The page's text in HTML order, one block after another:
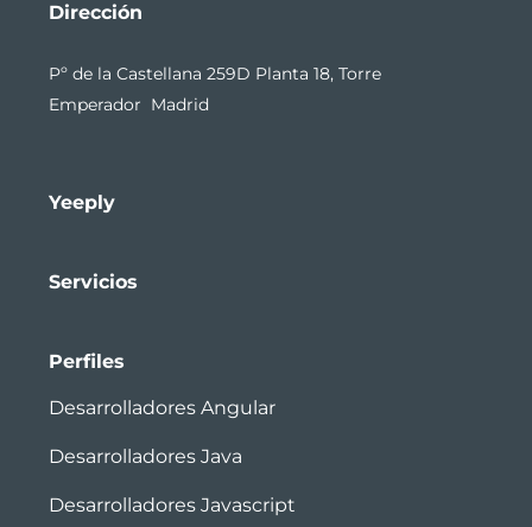
Dirección
Pº de la Castellana 259D Planta 18, Torre
Emperador Madrid
Yeeply
Servicios
Perfiles
Desarrolladores Angular
Desarrolladores Java
Desarrolladores Javascript